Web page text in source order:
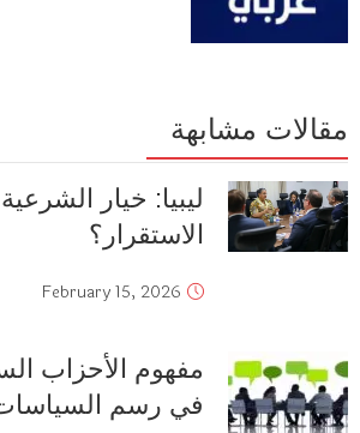
مقالات مشابهة
ليبيا: خيار
الاستقرار؟
February 15, 2026
مفهوم الأحزاب
في رسم السياسات